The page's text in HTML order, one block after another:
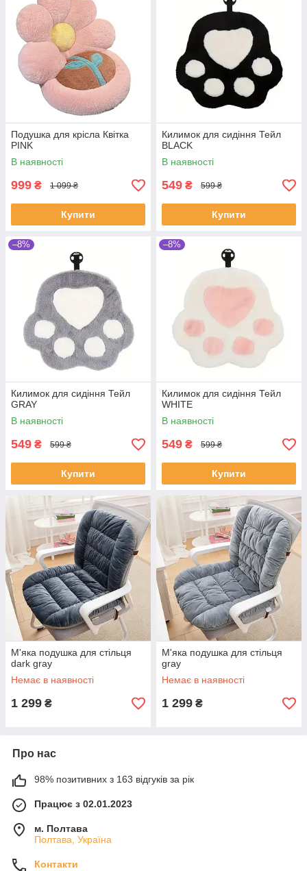
Подушка для крісла Квітка
PINK
В наявності
999 ₴ 1 099 ₴
Купити
Килимок для сидіння Тейл
BLACK
В наявності
549 ₴ 599 ₴
Купити
–8%
Килимок для сидіння Тейл
GRAY
В наявності
549 ₴ 599 ₴
Купити
–8%
Килимок для сидіння Тейл
WHITE
В наявності
549 ₴ 599 ₴
Купити
М'яка подушка для стільця
dark gray
Немає в наявності
1 299 ₴
М'яка подушка для стільця
gray
Немає в наявності
1 299 ₴
Про нас
98% позитивних з 163 відгуків за рік
Працює з 02.01.2023
м. Полтава
Полтава, Україна
Контакти